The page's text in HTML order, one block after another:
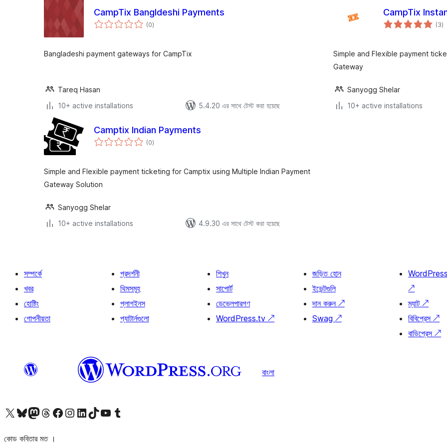
CampTix Bangldeshi Payments
(0total
ratings
)
Bangladeshi payment gateways for CampTix
Tareq Hasan
10+ active installations
5.4.20 এর সাথে টেস্ট করা হয়েছে
CampTix
(3)
Simple and Flexible payment
Gateway
Sanyogg Shelar
10+ active installations
Camptix Indian Payments
(0total
ratings
)
Simple and Flexible payment ticketing for Camptix using Multiple Indian Payment
Gateway Solution
Sanyogg Shelar
10+ active installations
4.9.30 এর সাথে টেস্ট করা হয়েছে
সম্পর্কে
খবর
হোষ্টিং
গোপনীয়তা
প্রদর্শনী
থিমসমূহ
প্লাগইনস
প্যাটার্নগুলো
শিখুন
সাপোর্ট
ডেভেলপারগণ
WordPress.tv↗
জড়িত হোন
ইভেন্টগুলি
দান করুন ↗
Swag ↗
↗
ম্যাট↗
বিবিপ্রেস↗
বাডিপ্রেস↗
বাংলা
আমাদের X (আগের টুইটার) অ্যাকাউন্টে যানআমাদের Bluesky অ্যাকাউন্টটি দেখুনআমাদের মাস্টোডন অ্যাকাউন্টটি দেখুনআমাদের থ্রেডস অ্যাকাউন্টটি দেখুনআমাদের ফেসবুক পেজ দেখুনআমাদের ইন্সটাগ্রাম অ্যাকাউন্ট দেখুনআমাদের লিঙ্কডইন অ্যাকাউন্টে যানআমাদের TikTok অ্যাকাউন্টটি দেখুনআমাদের ইউটিউব চ্যানেলে যান আমাদের টাম্বলার অ্যাকাউন্ট দেখুন
কোড কবিতার মত ।